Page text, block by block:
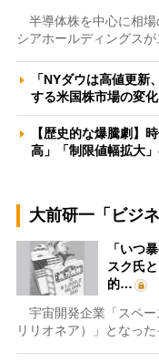
半導体株を中心に相場
シアホールディングス
「NYダウは高値更
する米国株市場の変
【歴史的な爆騰劇】
高」「制限値幅拡大
大前研一「ビジ
「いつ
スク氏
的…
宇宙開発企業「スペー
リリオネア）」となっ